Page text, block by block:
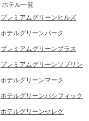
ホテル一覧
プレミアムグリーンヒルズ
ホテルグリーンパーク
プレミアムグリーンプラス
プレミアムグリーンソブリン
ホテルグリーンマーク
ホテルグリーンパシフィック
ホテルグリーンセレク